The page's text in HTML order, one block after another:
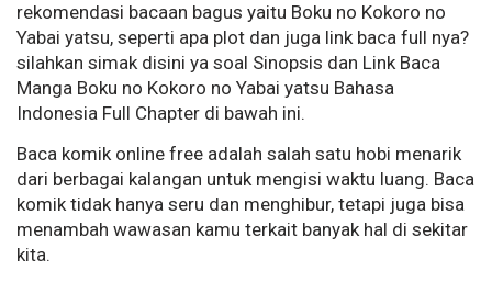
rekomendasi bacaan bagus yaitu Boku no Kokoro no
Yabai yatsu, seperti apa plot dan juga link baca full nya?
silahkan simak disini ya soal Sinopsis dan Link Baca
Manga Boku no Kokoro no Yabai yatsu Bahasa
Indonesia Full Chapter di bawah ini.
Baca komik online free adalah salah satu hobi menarik
dari berbagai kalangan untuk mengisi waktu luang. Baca
komik tidak hanya seru dan menghibur, tetapi juga bisa
menambah wawasan kamu terkait banyak hal di sekitar
kita.